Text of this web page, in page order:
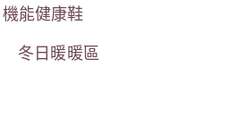
機能健康鞋
冬日暖暖區